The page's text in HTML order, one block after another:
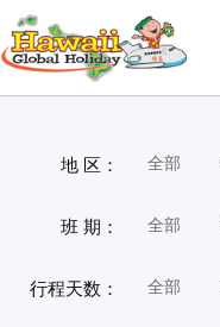
地 区： 全部
班 期： 全部
行程天数： 全部